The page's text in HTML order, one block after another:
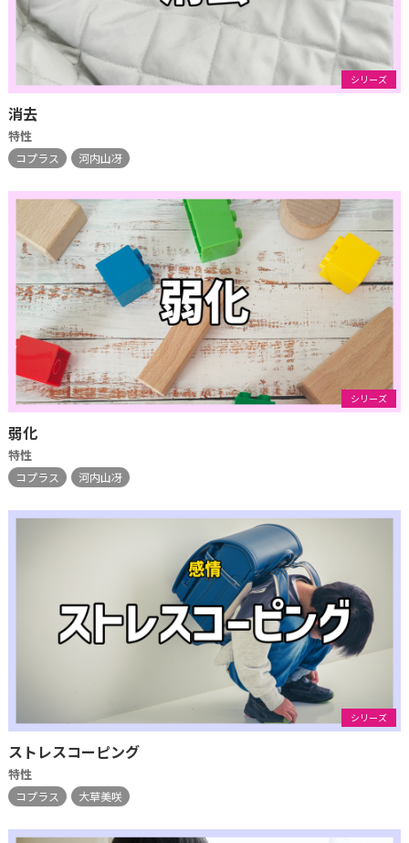
シリーズ
消去
特性
コプラス 河内山冴
シリーズ
弱化
特性
コプラス 河内山冴
シリーズ
ストレスコーピング
特性
コプラス 大草美咲